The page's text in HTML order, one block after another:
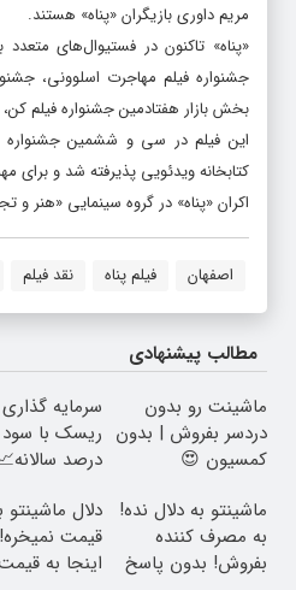
مریم داوری بازیگران «پناه» هستند.
«پناه» تاکنون در فستیوال‌های
جشنواره فیلم مهاجرت اسلوونی،
بخش بازار هفتادمین جشنواره فیلم
این فیلم در سی و ششمین
کتابخانه ویدئویی پذیرفته شد و برای
اکران «پناه» در گروه سینمایی «هنر و
اصفهان فیلم پناه نقد فیلم
مطالب پیشنهادی
ماشینت رو بدون
دردسر بفروش | بدون
کمسیون 😍
سرمایه
درصد
ماشینتو به دلال نده!
به مصرف کننده
بفروش! بدون پاسخ
دلال ماشینتو
قیمت نمیخره!
اینجا به